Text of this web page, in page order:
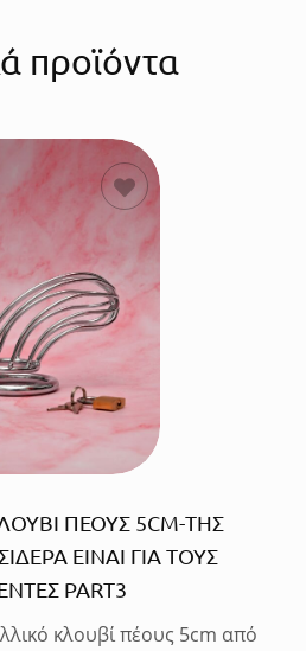
προϊόντα
ΣΤΟ
ΠΕΟΥΣ 5CM-ΤΗΣ
ΕΙΝΑΙ ΓΙΑ ΤΟΥΣ
PART3
κλουβί πέους 5cm από